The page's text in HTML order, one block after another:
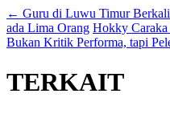
← Guru di Luwu Timur
ada Lima Orang Hokky Caraka
Bukan Kritik Performa, tapi
TERKAIT